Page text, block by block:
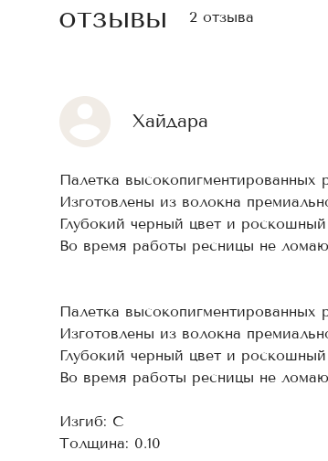
отзывы 2 отзыва
Хайдара
Палетка высокопигментированных
Изготовлены из волокна
Глубокий черный цвет и
Во время работы ресницы не
Палетка высокопигментированных
Изготовлены из волокна
Глубокий черный цвет и
Во время работы ресницы не
Изгиб: С
Толщина: 0.10